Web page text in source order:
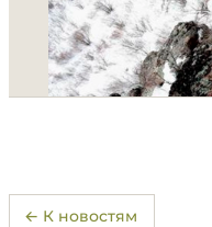
← К новостям